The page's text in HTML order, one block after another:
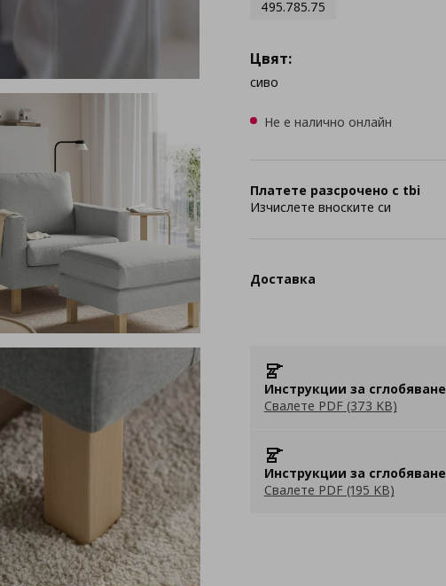
495.785.75
Цвят:
сиво
Не е налично онлайн
Платете разсрочено с tbi
Изчислете вноските си
Доставка
Инструкции за сглобяване
Свалете PDF (373 KB)
Инструкции за сглобяване
Свалете PDF (195 KB)